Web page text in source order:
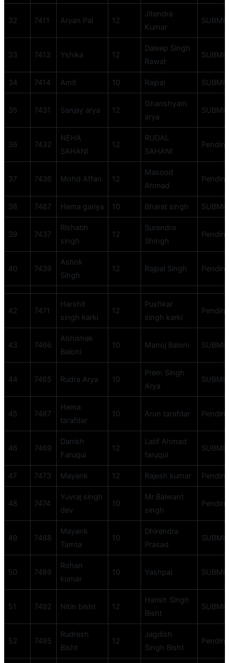
32 7411 Aryan Pal 12
Jitendra
Kumar
33 7413 Yshika 12
Daleep Singh
Rawat
34 7414 Amit 10 Rajpal
35 7431 Sanjay arya 12
Ghanshyam
arya
36 7432
NEHA
SAHANI
12
RUDAL
SAHANI
37 7436 Mohd Affan 12
Masood
Ahmad
38 7487 Hema gariya 10 Bharat singh
39 7437
Rishabh
singh
12
Surendra
Shingh
40 7439
Ashok
Singh
12 Rajpal Singh
42 7471
Harshit
singh karki
12
Pushkar
singh karki
43 7466
Abhishek
Baloni
10 Manoj Baloni
44 7465 Rudra Arya 10
Prem Singh
Arya
45 7467
Hema
tarafdar
10 Arun tarafdar
46 7469
Danish
Faruqui
12
Latif Ahmad
faruqui
47 7473 Mayank 12 Rajesh kumar
48 7474
Yuvraj singh
dev
10
Mr Balwant
singh
49 7488
Mayank
Tamta
10
Dhirendra
Prasad
50 7489
Rohan
kumar
10 Yashpal
51 7492 Nitin bisht 12
Harish Singh
Bisht
52 7495
Rudresh
Bisht
12
Jagdish
Singh Bisht